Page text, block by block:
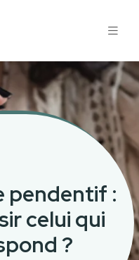
pendentif :
celui qui
?